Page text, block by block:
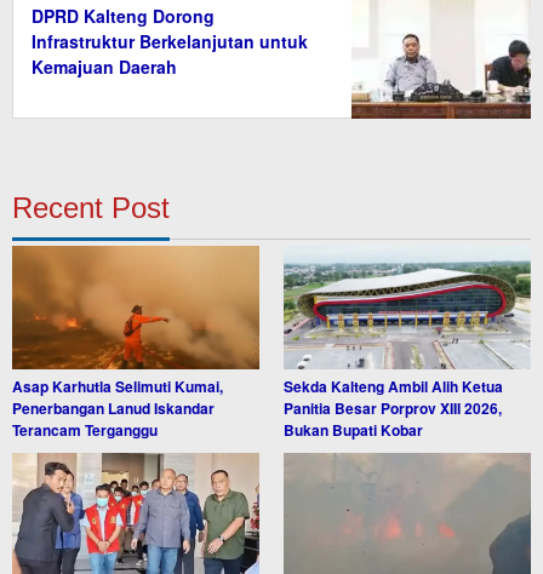
DPRD Kalteng Dorong
Infrastruktur Berkelanjutan untuk
Kemajuan Daerah
Recent Post
Asap Karhutla Selimuti Kumai,
Penerbangan Lanud Iskandar
Terancam Terganggu
Sekda Kalteng Ambil Alih Ketua
Panitia Besar Porprov XIII 2026,
Bukan Bupati Kobar